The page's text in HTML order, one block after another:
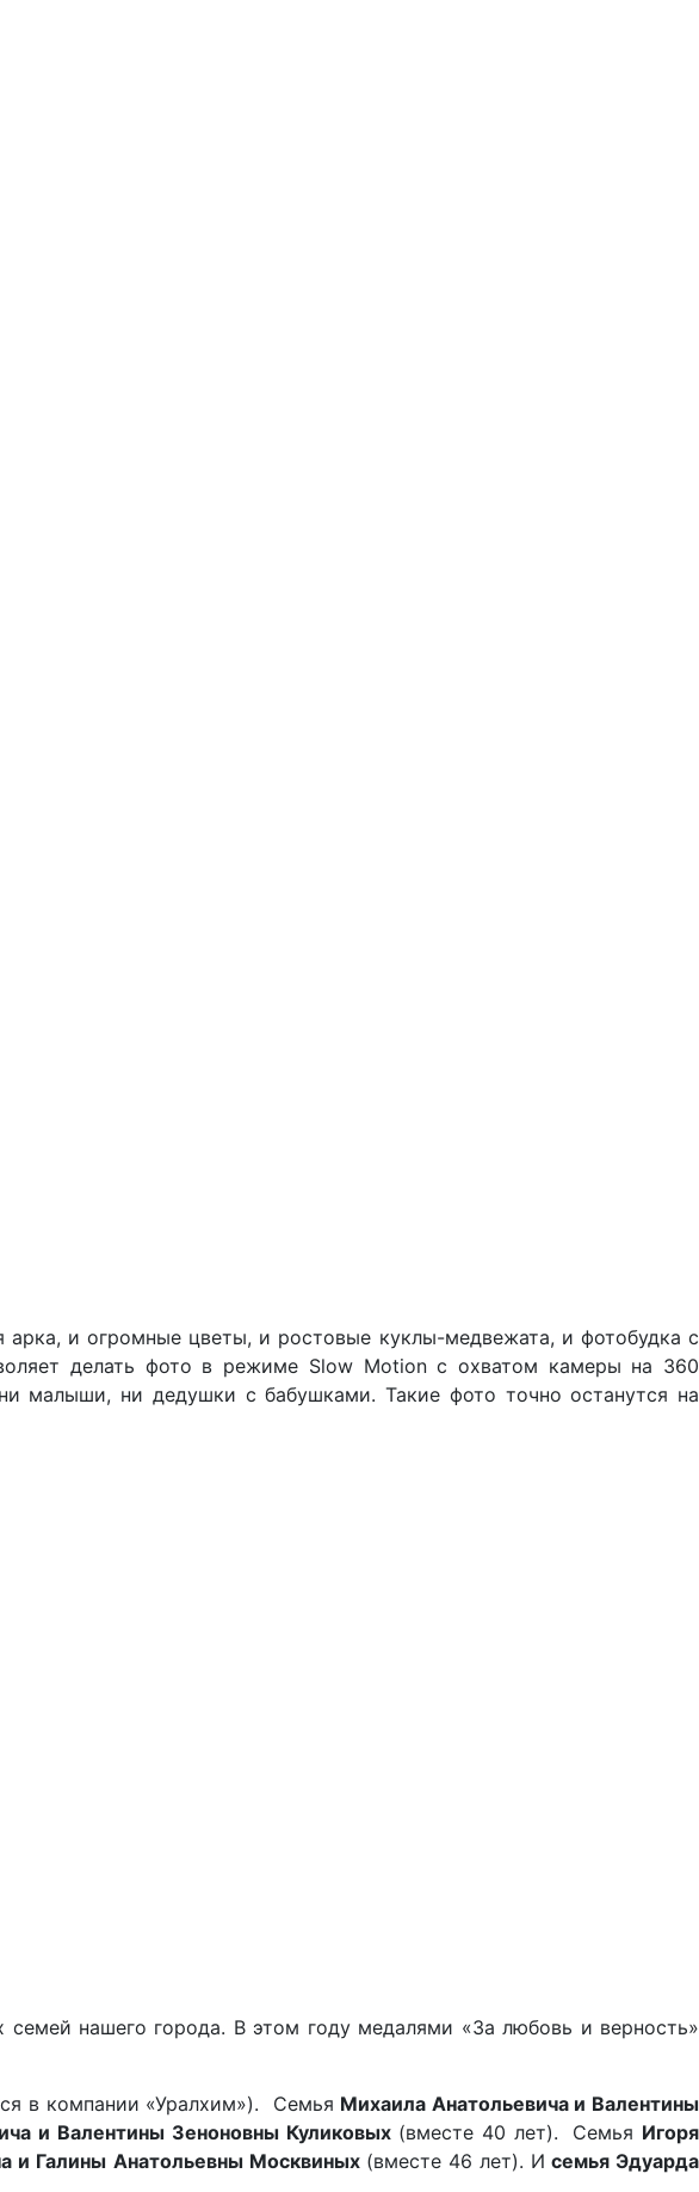
и огромные цветы, и ростовые куклы-медвежата, и фотобудка с
делать фото в режиме Slow Motion с охватом камеры на 360
малыши, ни дедушки с бабушками. Такие фото точно останутся на
семей нашего города. В этом году медалями «За любовь и верность»
в компании «Уралхим»). Семья Михаила Анатольевича и Валентины
и Валентины Зеноновны Куликовых (вместе 40 лет). Семья Игоря
и Галины Анатольевны Москвиных (вместе 46 лет). И семья Эдуарда